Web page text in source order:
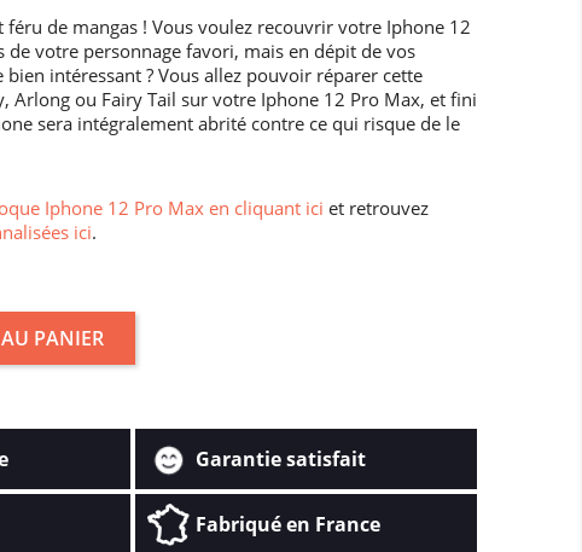
de mangas ! Vous voulez recouvrir votre Iphone 12
de votre personnage favori, mais en dépit de vos
bien intéressant ? Vous allez pouvoir réparer cette
Arlong ou Fairy Tail sur votre Iphone 12 Pro Max, et fini
sera intégralement abrité contre ce qui risque de le
Iphone 12 Pro Max en cliquant ici et retrouvez
ici.
PANIER
Garantie satisfait
Fabriqué en France